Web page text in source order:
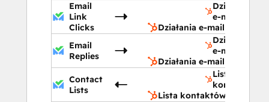
Email
Link
Clicks
Działania
e-mail
Działania e-mail
Email
Replies
Działania
e-mail
Działania e-mail
Contact
Lists
Lista
kontaktów
Lista kontaktów